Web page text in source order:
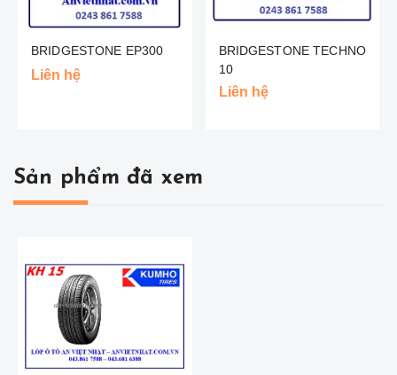
BRIDGESTONE EP300
Liên hệ
BRIDGESTONE TECHNO
10
Liên hệ
Sản phẩm đã xem